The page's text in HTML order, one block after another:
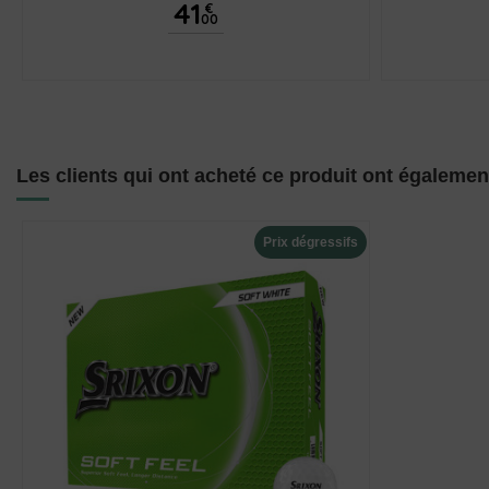
41 €
00
Les clients qui ont acheté ce produit ont
Prix dégressifs